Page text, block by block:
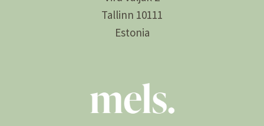
Tallinn 10111
Estonia